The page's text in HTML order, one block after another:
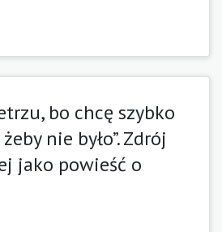
bo chcę szybko
nie było”. Zdrój
jako powieść o